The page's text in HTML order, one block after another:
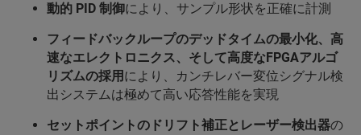
動的 PID 制御により、サンプル形状を正確に計測
フィードバックループのデッドタイムの最小化、高
速なエレクトロニクス、そして高度なFPGAアルゴ
リズムの採用 により、カンチレバー変位シグナル検
出システムは極めて高い応答性能を実現
セットポイントのドリフト補正とレーザー検出器の